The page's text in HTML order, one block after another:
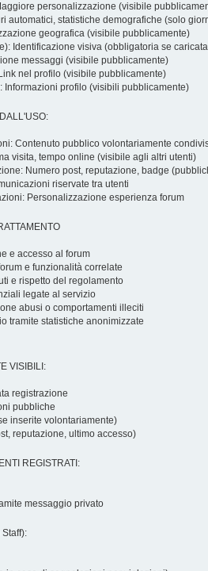
personalizzazione (visibile
automatici, statistiche demografiche (solo
geografica (visibile pubblicamente)
Identificazione visiva (obbligatoria se
messaggi (visibile pubblicamente)
nel profilo (visibile pubblicamente)
Informazioni profilo (visibili pubblicamente)
Contenuto pubblico volontariamente
visita, tempo online (visibile agli altri utenti)
Numero post, reputazione, badge
riservate tra utenti
Personalizzazione esperienza forum
e accesso al forum
e funzionalità correlate
e rispetto del regolamento
legate al servizio
abusi o comportamenti illeciti
tramite statistiche anonimizzate
VISIBILI:
registrazione
pubbliche
inserite volontariamente)
reputazione, ultimo accesso)
REGISTRATI:
messaggio privato
Staff):